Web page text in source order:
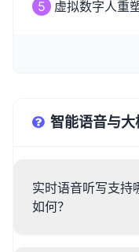
5
虚拟数字人重
智能语音与
实时语音听写支持
如何？